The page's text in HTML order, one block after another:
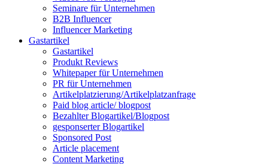
Seminare für Unternehmen
B2B Influencer
Influencer Marketing
Gastartikel
Gastartikel
Produkt Reviews
Whitepaper für Unternehmen
PR für Unternehmen
Artikelplatzierung/Artikelplatzanfrage
Paid blog article/ blogpost
Bezahlter Blogartikel/Blogpost
gesponserter Blogartikel
Sponsored Post
Article placement
Content Marketing